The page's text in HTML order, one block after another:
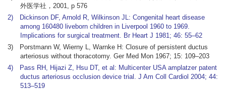
外医学社，2001, p 576
2) Dickinson DF, Arnold R, Wilkinson JL: Congenital heart disease
among 160480 liveborn children in Liverpool 1960 to 1969.
Implications for surgical treatment. Br Heart J 1981; 46: 55–62
3) Porstmann W, Wierny L, Warnke H: Closure of persistent ductus
arteriosus without thoracotomy. Ger Med Mon 1967; 15: 109–203
4) Pass RH, Hijazi Z, Hsu DT, et al: Multicenter USA amplatzer patent
ductus arteriosus occlusion device trial. J Am Coll Cardiol 2004; 44:
513–519